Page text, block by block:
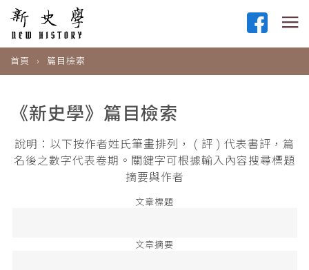
首頁 篇目檢索
《新史學》篇目檢索
說明：以下按作者姓氏筆畫排列， ( 評 ) 代表書評，篇
名後之數字代表卷期。關鍵字可根據輸入內容搜尋標題
摘要與作者
文章標題
文章摘要